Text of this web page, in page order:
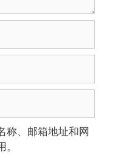
称、邮箱地址和网